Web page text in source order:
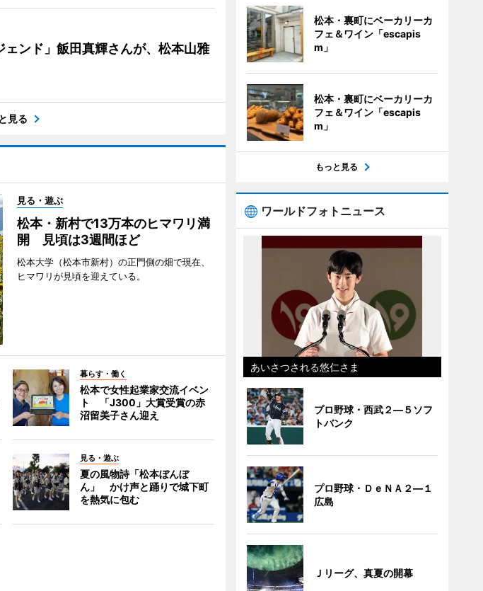
ェンド」飯田真輝さんが、松本山雅
見る
見る・遊ぶ
松本・新村で13万本のヒマワリ満
開 見頃は3週間ほど
松本大学（松本市新村）の正門側の畑で現在、
ヒマワリが見頃を迎えている。
暮らす・働く
松本で女性起業家交流イベン
ト 「J300」大賞受賞の赤
沼留美子さん迎え
見る・遊ぶ
夏の風物詩「松本ぼんぼ
ん」 かけ声と踊りで城下町
を熱気に包む
松本・裏町にベーカリーカ
フェ＆ワイン「escapis
m」
松本・裏町にベーカリーカ
フェ＆ワイン「escapis
m」
もっと見る
ワールドフォトニュース
あいさつされる悠仁さま
プロ野球・西武２―５ソフ
トバンク
プロ野球・ＤｅＮＡ２―１
広島
Ｊリーグ、真夏の開幕